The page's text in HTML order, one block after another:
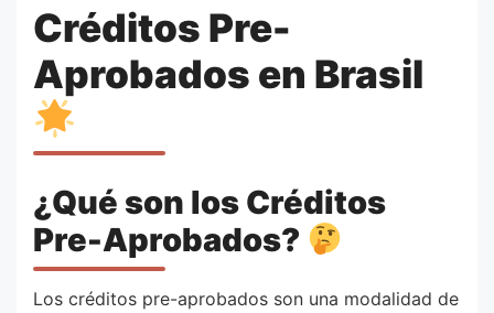
Créditos Pre-
Aprobados en Brasil
¿Qué son los Créditos
Pre-Aprobados?
Los créditos pre-aprobados son una modalidad de